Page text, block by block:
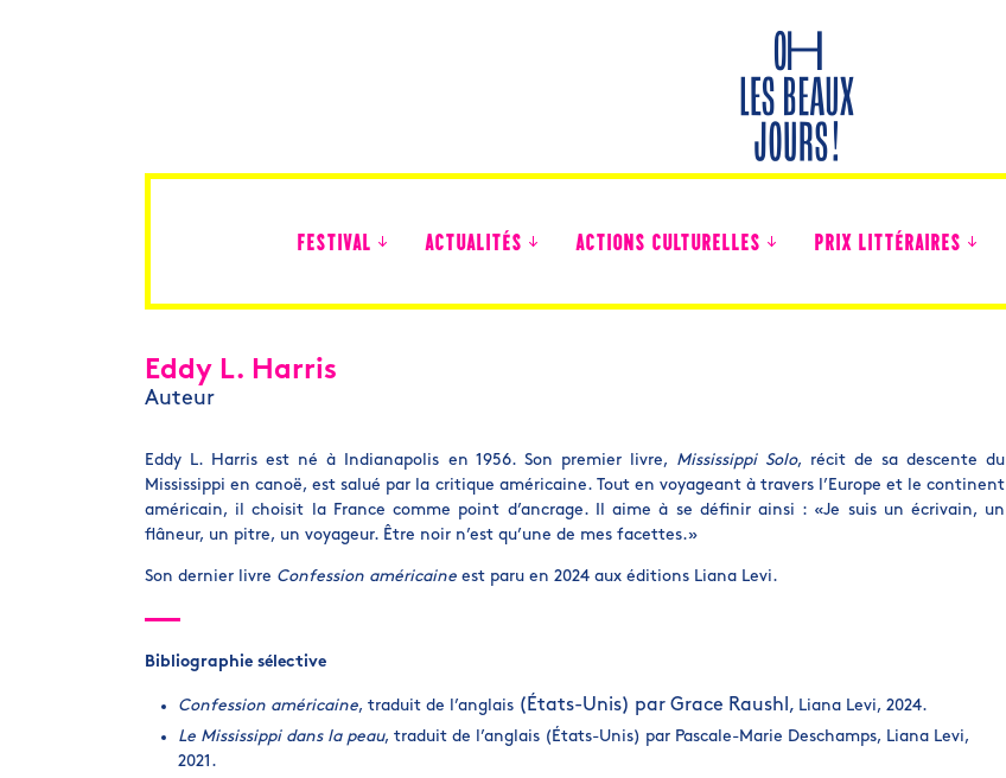
FESTIVAL ACTUALITÉS ACTIONS CULTURELLES PRIX LITTÉRAIRES
Eddy L. Harris
Auteur
Eddy L. Harris est né à Indianapolis en 1956. Son premier livre, Mississippi Solo, récit de sa descente du
Mississippi en canoë, est salué par la critique américaine. Tout en voyageant à travers l’Europe et le continent
américain, il choisit la France comme point d’ancrage. Il aime à se définir ainsi : «Je suis un écrivain, un
flâneur, un pitre, un voyageur. Être noir n’est qu’une de mes facettes.»
Son dernier livre Confession américaine est paru en 2024 aux éditions Liana Levi.
Bibliographie sélective
Confession américaine, traduit de l’anglais (États-Unis) par Grace Raushl, Liana Levi, 2024.
Le Mississippi dans la peau, traduit de l’anglais (États-Unis) par Pascale-Marie Deschamps, Liana Levi,
2021.